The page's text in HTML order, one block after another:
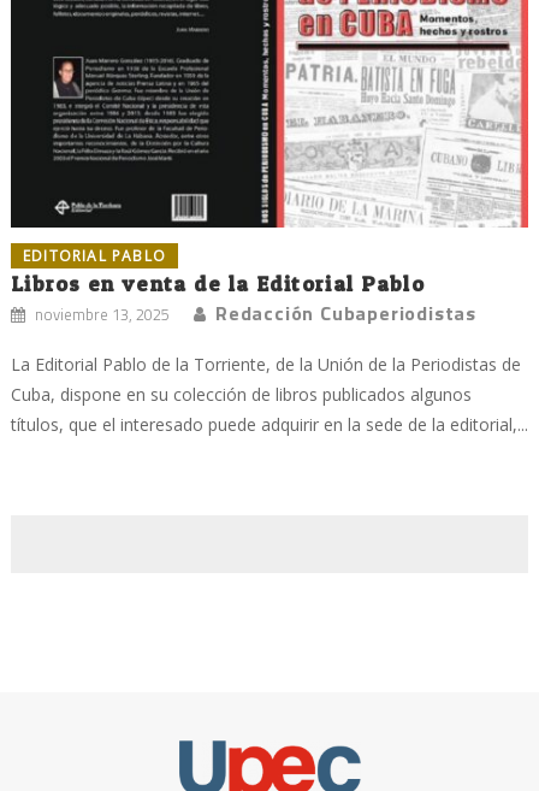
EDITORIAL PABLO
Libros en venta de la Editorial Pablo
noviembre 13, 2025 Redacción Cubaperiodistas
La Editorial Pablo de la Torriente, de la Unión de la Periodistas de
Cuba, dispone en su colección de libros publicados algunos
títulos, que el interesado puede adquirir en la sede de la editorial,...